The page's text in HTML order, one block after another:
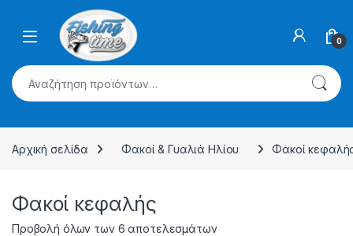
Skip to navigation
0
Αναζήτηση για:
Αρχική σελίδα Φακοί & Γυαλιά Ηλίου Φακοί
Φακοί κεφαλής
Προβολή όλων των 6 αποτελεσμάτων